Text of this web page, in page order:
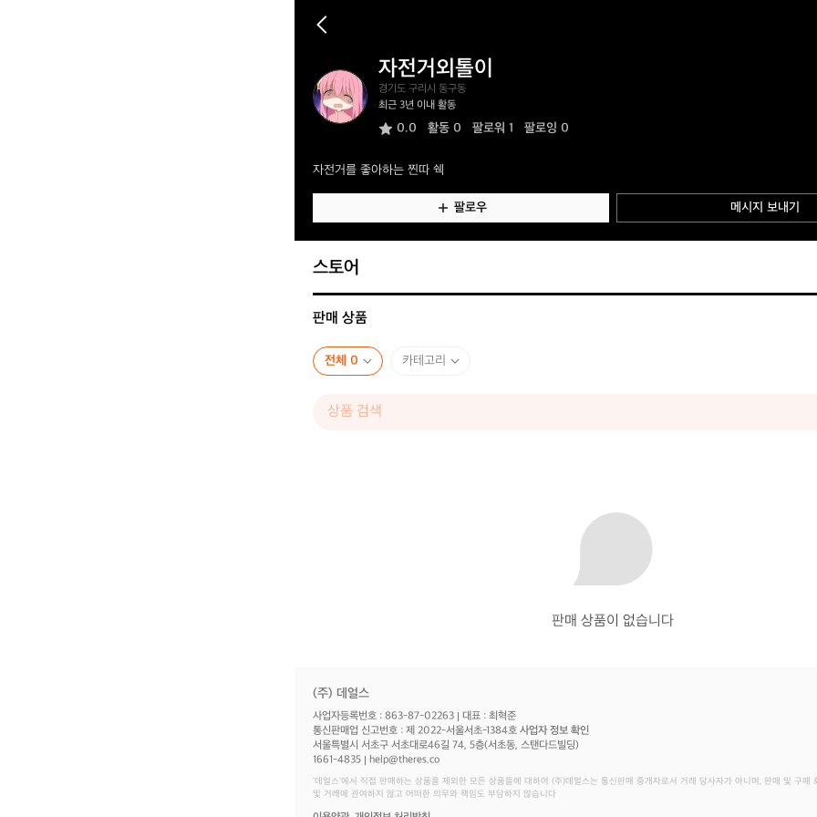
자
전
거
이
자전거외톨이
경기도 구리시 동구동
최근 3년 이내 활동
0.0 활동 0 팔로워 1 팔로잉 0
자전거를 좋아하는 찐따 쉑
팔로우 메시지 보내기
스토어
판매 상품
전체 0 카테고리
판매 상품이 없습니다
(주) 데얼스
사업자등록번호 : 863-87-02263 대표 : 최혁준
통신판매업 신고번호 : 제 2022-서울서초-1384호 사업자 정보 확인
서울특별시 서초구 서초대로46길 74, 5층(서초동, 스탠다드빌딩)
1661-4835 help@theres.co
‘데얼스'에서 직접 판매하는 상품을 제외한 모든 상품들에 대하여 (주)데얼스는 통신판매 중개자로서 거래 당사자가 아니며, 판매 및 구매
및 거래에 관여하지 않고 어떠한 의무와 책임도 부담하지 않습니다